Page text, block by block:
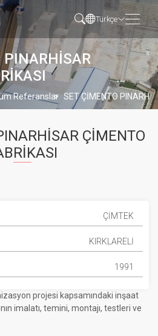
Türkçe
PINARHİSAR
Referanslar SET ÇİMENTO
ÇİMENTO
projesi kapsamındaki inşaat
imalatı, temini, montajı, testleri ve
ÇİMTEK
KIRKLARELİ
1991